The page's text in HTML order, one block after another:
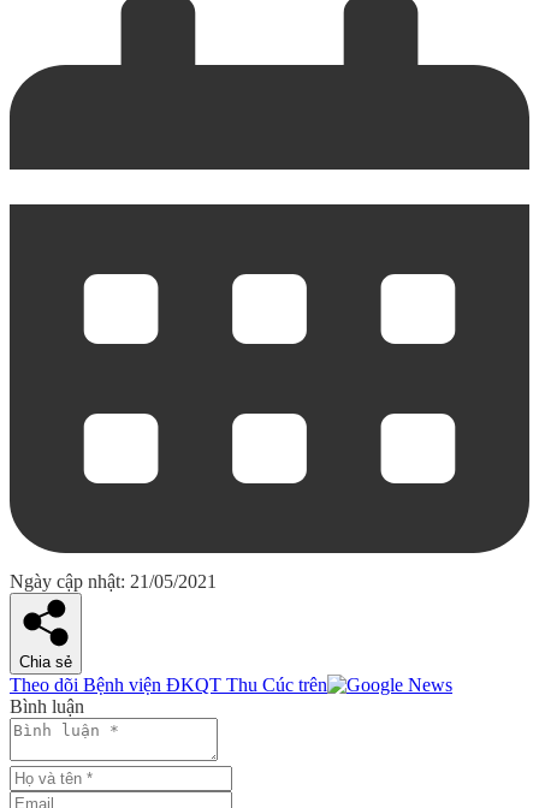
Ngày cập nhật: 21/05/2021
Chia sẻ
Theo dõi Bệnh viện ĐKQT Thu Cúc trên
Bình luận